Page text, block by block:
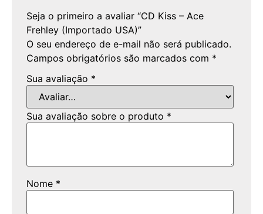
Seja o primeiro a avaliar “CD Kiss – Ace
Frehley (Importado USA)”
O seu endereço de e-mail não será publicado.
Campos obrigatórios são marcados com *
Sua avaliação *
Sua avaliação sobre o produto *
Nome *